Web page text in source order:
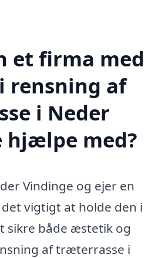
et firma med
rensning af
i Neder
hjælpe med?
Vindinge og ejer en
vigtigt at holde den i
sikre både æstetik og
af træterrasse i